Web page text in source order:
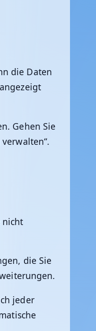
die Daten
Gehen Sie
nicht
die Sie
jeder